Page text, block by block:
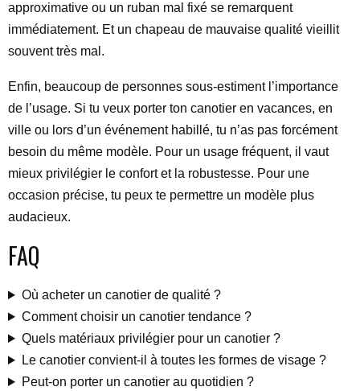
approximative ou un ruban mal fixé se remarquent
immédiatement. Et un chapeau de mauvaise qualité vieillit
souvent très mal.
Enfin, beaucoup de personnes sous-estiment l’importance
de l’usage. Si tu veux porter ton canotier en vacances, en
ville ou lors d’un événement habillé, tu n’as pas forcément
besoin du même modèle. Pour un usage fréquent, il vaut
mieux privilégier le confort et la robustesse. Pour une
occasion précise, tu peux te permettre un modèle plus
audacieux.
FAQ
Où acheter un canotier de qualité ?
Comment choisir un canotier tendance ?
Quels matériaux privilégier pour un canotier ?
Le canotier convient-il à toutes les formes de visage ?
Peut-on porter un canotier au quotidien ?